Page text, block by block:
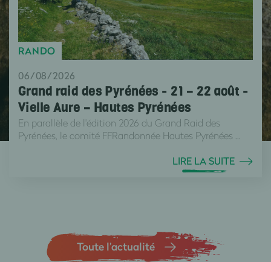
RANDO
06/08/2026
Grand raid des Pyrénées - 21 – 22 août -
Vielle Aure – Hautes Pyrénées
En parallèle de l'édition 2026 du Grand Raid des
Pyrénées, le comité FFRandonnée Hautes Pyrénées ...
LIRE LA SUITE
Toute l’actualité